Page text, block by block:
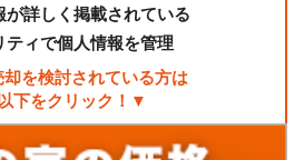
詳しく掲載されている
ティで個人情報を管理
却を検討されている方は
下をクリック！▼